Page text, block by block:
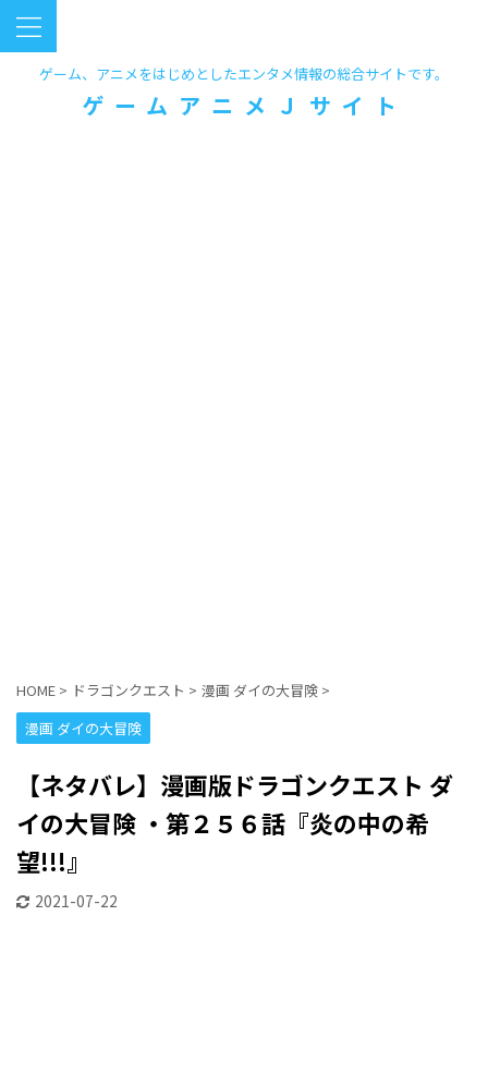
ゲーム、アニメをはじめとしたエンタメ情報の総合サイトです。
ゲームアニメＪサイト
HOME > ドラゴンクエスト > 漫画 ダイの大冒険 >
漫画 ダイの大冒険
【ネタバレ】漫画版ドラゴンクエスト ダ
イの大冒険 ・第２５６話『炎の中の希
望!!!』
2021-07-22